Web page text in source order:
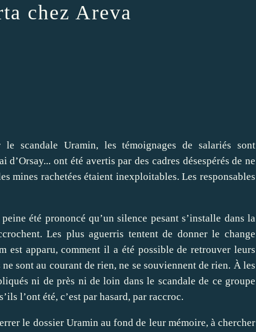
chez Areva
scandale Uramin, les témoignages de salariés sont
ont été avertis par des cadres désespérés de ne
mines rachetées étaient inexploitables. Les responsables
été prononcé qu’un silence pesant s’installe dans la
Les plus aguerris tentent de donner le change
est apparu, comment il a été possible de retrouver leurs
sont au courant de rien, ne se souviennent de rien. À les
ni de près ni de loin dans le scandale de ce groupe
l’ont été, c’est par hasard, par raccroc.
le dossier Uramin au fond de leur mémoire, à chercher